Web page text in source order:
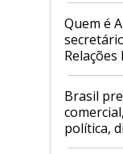
Quem é
Relações
Mapa
Brasil
política,
Faesp